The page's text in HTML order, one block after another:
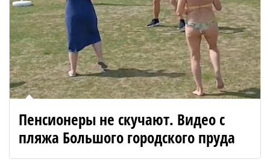
Пенсионеры не скучают. Видео с
пляжа Большого городского пруда